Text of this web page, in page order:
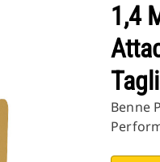
1,4
Benne